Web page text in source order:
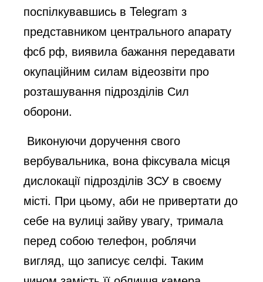
поспілкувавшись в Telegram з
представником центрального апарату
фсб рф, виявила бажання передавати
окупаційним силам відеозвіти про
розташування підрозділів Сил
оборони.
Виконуючи доручення свого
вербувальника, вона фіксувала місця
дислокації підрозділів ЗСУ в своєму
місті. При цьому, аби не привертати до
себе на вулиці зайву увагу, тримала
перед собою телефон, роблячи
вигляд, що записує селфі. Таким